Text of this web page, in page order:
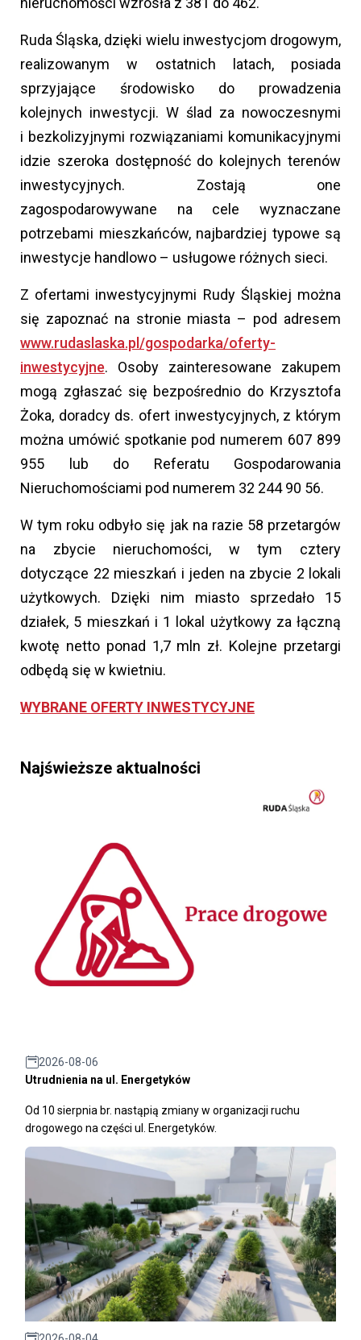
Ruda Śląska, dzięki wielu inwestycjom drogowym,
realizowanym w ostatnich latach, posiada
sprzyjające środowisko do prowadzenia
kolejnych inwestycji. W ślad za nowoczesnymi
i bezkolizyjnymi rozwiązaniami komunikacyjnymi
idzie szeroka dostępność do kolejnych terenów
inwestycyjnych. Zostają one
zagospodarowywane na cele wyznaczane
potrzebami mieszkańców, najbardziej typowe są
inwestycje handlowo – usługowe różnych sieci.
Z ofertami inwestycyjnymi Rudy Śląskiej można
się zapoznać na stronie miasta – pod adresem
www.rudaslaska.pl/gospodarka/oferty-
inwestycyjne. Osoby zainteresowane zakupem
mogą zgłaszać się bezpośrednio do Krzysztofa
Żoka, doradcy ds. ofert inwestycyjnych, z którym
można umówić spotkanie pod numerem 607 899
955 lub do Referatu Gospodarowania
Nieruchomościami pod numerem 32 244 90 56.
W tym roku odbyło się jak na razie 58 przetargów
na zbycie nieruchomości, w tym cztery
dotyczące 22 mieszkań i jeden na zbycie 2 lokali
użytkowych. Dzięki nim miasto sprzedało 15
działek, 5 mieszkań i 1 lokal użytkowy za łączną
kwotę netto ponad 1,7 mln zł. Kolejne przetargi
odbędą się w kwietniu.
WYBRANE OFERTY INWESTYCYJNE
Najświeższe aktualności
2026-08-06
Utrudnienia na ul. Energetyków
Od 10 sierpnia br. nastąpią zmiany w organizacji ruchu
drogowego na części ul. Energetyków.